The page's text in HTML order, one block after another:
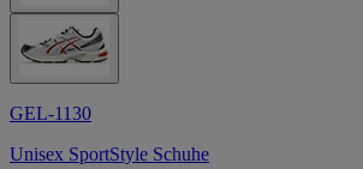
GEL-1130
Unisex SportStyle Schuhe